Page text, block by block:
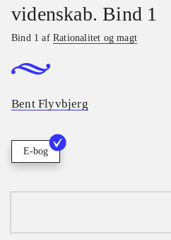
videnskab. Bind 1
Bind 1 afRationalitet og magt
Bent Flyvbjerg
E-bog